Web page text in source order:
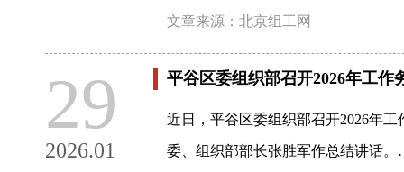
文章来源：北京组工网
29
2026.01
平谷区委组织部召开2026年工作
近日，平谷区委组织部召开2026年
委、组织部部长张胜军作总结讲话